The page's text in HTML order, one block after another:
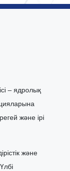
– ядролық
және ірі
және
Үлбі